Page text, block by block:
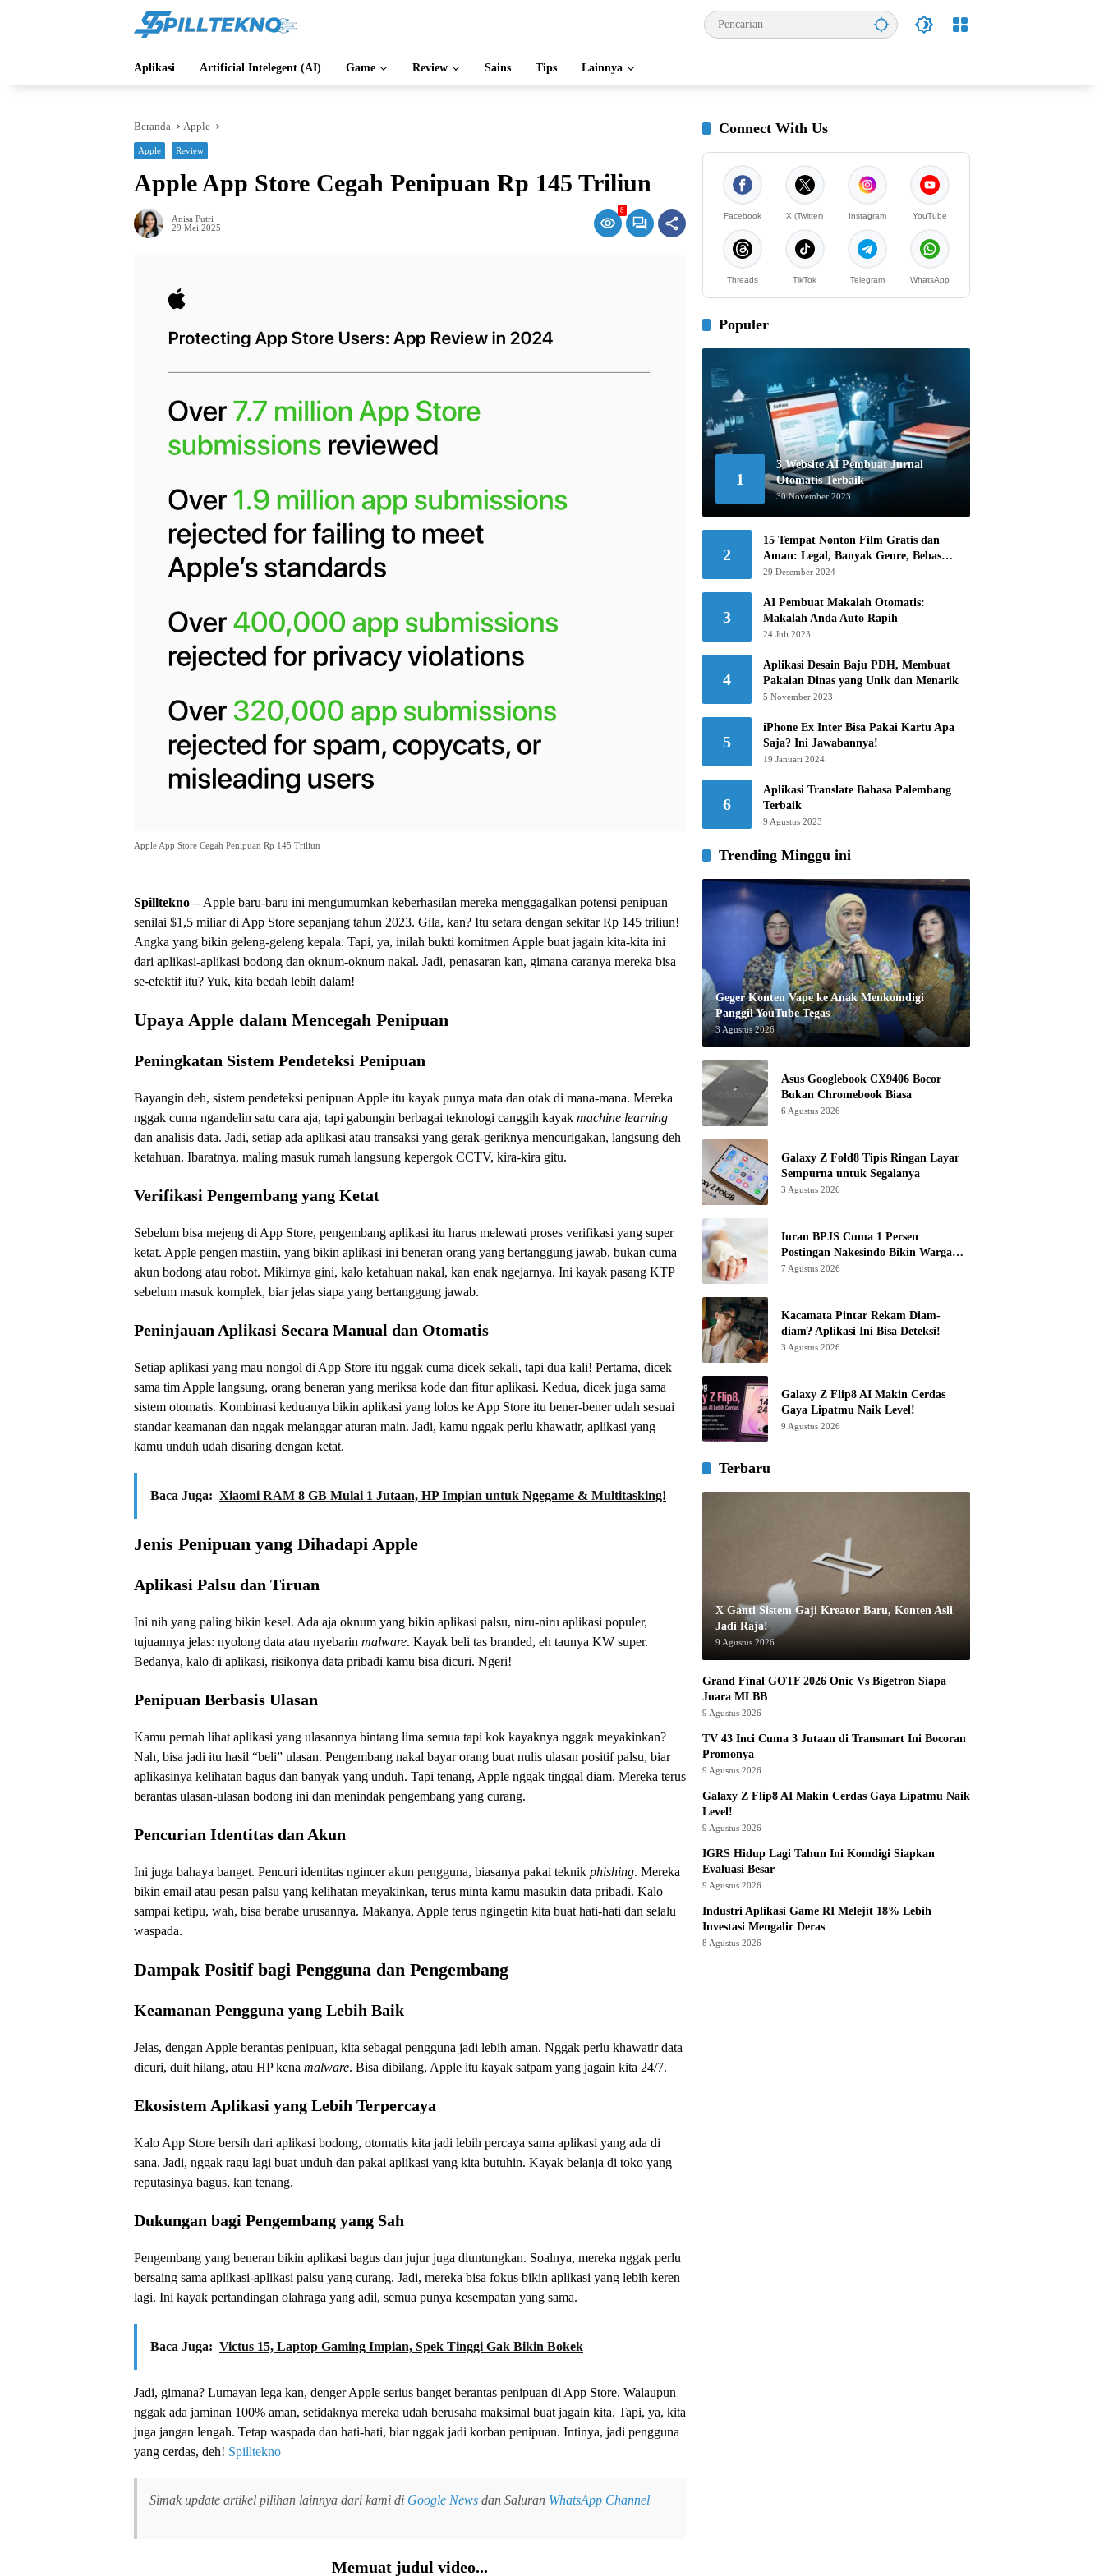
Aplikasi Artificial Intelegent (AI) Game Review Sains Tips Lainnya
Beranda Apple
Apple Review
Apple App Store Cegah Penipuan Rp 145 Triliun
Anisa Putri
29 Mei 2025
8
Apple App Store Cegah Penipuan Rp 145 Triliun
Spilltekno – Apple baru-baru ini mengumumkan keberhasilan mereka menggagalkan potensi penipuan
senilai $1,5 miliar di App Store sepanjang tahun 2023. Gila, kan? Itu setara dengan sekitar Rp 145 triliun!
Angka yang bikin geleng-geleng kepala. Tapi, ya, inilah bukti komitmen Apple buat jagain kita-kita ini
dari aplikasi-aplikasi bodong dan oknum-oknum nakal. Jadi, penasaran kan, gimana caranya mereka bisa
se-efektif itu? Yuk, kita bedah lebih dalam!
Upaya Apple dalam Mencegah Penipuan
Peningkatan Sistem Pendeteksi Penipuan
Bayangin deh, sistem pendeteksi penipuan Apple itu kayak punya mata dan otak di mana-mana. Mereka
nggak cuma ngandelin satu cara aja, tapi gabungin berbagai teknologi canggih kayak machine learning
dan analisis data. Jadi, setiap ada aplikasi atau transaksi yang gerak-geriknya mencurigakan, langsung deh
ketahuan. Ibaratnya, maling masuk rumah langsung kepergok CCTV, kira-kira gitu.
Verifikasi Pengembang yang Ketat
Sebelum bisa mejeng di App Store, pengembang aplikasi itu harus melewati proses verifikasi yang super
ketat. Apple pengen mastiin, yang bikin aplikasi ini beneran orang yang bertanggung jawab, bukan cuma
akun bodong atau robot. Mikirnya gini, kalo ketahuan nakal, kan enak ngejarnya. Ini kayak pasang KTP
sebelum masuk komplek, biar jelas siapa yang bertanggung jawab.
Peninjauan Aplikasi Secara Manual dan Otomatis
Setiap aplikasi yang mau nongol di App Store itu nggak cuma dicek sekali, tapi dua kali! Pertama, dicek
sama tim Apple langsung, orang beneran yang meriksa kode dan fitur aplikasi. Kedua, dicek juga sama
sistem otomatis. Kombinasi keduanya bikin aplikasi yang lolos ke App Store itu bener-bener udah sesuai
standar keamanan dan nggak melanggar aturan main. Jadi, kamu nggak perlu khawatir, aplikasi yang
kamu unduh udah disaring dengan ketat.
Baca Juga: Xiaomi RAM 8 GB Mulai 1 Jutaan, HP Impian untuk Ngegame & Multitasking!
Jenis Penipuan yang Dihadapi Apple
Aplikasi Palsu dan Tiruan
Ini nih yang paling bikin kesel. Ada aja oknum yang bikin aplikasi palsu, niru-niru aplikasi populer,
tujuannya jelas: nyolong data atau nyebarin malware. Kayak beli tas branded, eh taunya KW super.
Bedanya, kalo di aplikasi, risikonya data pribadi kamu bisa dicuri. Ngeri!
Penipuan Berbasis Ulasan
Kamu pernah lihat aplikasi yang ulasannya bintang lima semua tapi kok kayaknya nggak meyakinkan?
Nah, bisa jadi itu hasil “beli” ulasan. Pengembang nakal bayar orang buat nulis ulasan positif palsu, biar
aplikasinya kelihatan bagus dan banyak yang unduh. Tapi tenang, Apple nggak tinggal diam. Mereka terus
berantas ulasan-ulasan bodong ini dan menindak pengembang yang curang.
Pencurian Identitas dan Akun
Ini juga bahaya banget. Pencuri identitas ngincer akun pengguna, biasanya pakai teknik phishing. Mereka
bikin email atau pesan palsu yang kelihatan meyakinkan, terus minta kamu masukin data pribadi. Kalo
sampai ketipu, wah, bisa berabe urusannya. Makanya, Apple terus ngingetin kita buat hati-hati dan selalu
waspada.
Dampak Positif bagi Pengguna dan Pengembang
Keamanan Pengguna yang Lebih Baik
Jelas, dengan Apple berantas penipuan, kita sebagai pengguna jadi lebih aman. Nggak perlu khawatir data
dicuri, duit hilang, atau HP kena malware. Bisa dibilang, Apple itu kayak satpam yang jagain kita 24/7.
Ekosistem Aplikasi yang Lebih Terpercaya
Kalo App Store bersih dari aplikasi bodong, otomatis kita jadi lebih percaya sama aplikasi yang ada di
sana. Jadi, nggak ragu lagi buat unduh dan pakai aplikasi yang kita butuhin. Kayak belanja di toko yang
reputasinya bagus, kan tenang.
Dukungan bagi Pengembang yang Sah
Pengembang yang beneran bikin aplikasi bagus dan jujur juga diuntungkan. Soalnya, mereka nggak perlu
bersaing sama aplikasi-aplikasi palsu yang curang. Jadi, mereka bisa fokus bikin aplikasi yang lebih keren
lagi. Ini kayak pertandingan olahraga yang adil, semua punya kesempatan yang sama.
Baca Juga: Victus 15, Laptop Gaming Impian, Spek Tinggi Gak Bikin Bokek
Jadi, gimana? Lumayan lega kan, denger Apple serius banget berantas penipuan di App Store. Walaupun
nggak ada jaminan 100% aman, setidaknya mereka udah berusaha maksimal buat jagain kita. Tapi, ya, kita
juga jangan lengah. Tetap waspada dan hati-hati, biar nggak jadi korban penipuan. Intinya, jadi pengguna
yang cerdas, deh! Spilltekno
Simak update artikel pilihan lainnya dari kami di Google News dan Saluran WhatsApp Channel
Memuat judul video...
Connect With Us
Facebook X (Twitter) Instagram YouTube
Threads TikTok Telegram WhatsApp
Populer
1
3 Website AI Pembuat Jurnal
Otomatis Terbaik
30 November 2023
2
15 Tempat Nonton Film Gratis dan
Aman: Legal, Banyak Genre, Bebas
Khawatir!
29 Desember 2024
3
AI Pembuat Makalah Otomatis:
Makalah Anda Auto Rapih
24 Juli 2023
4
Aplikasi Desain Baju PDH, Membuat
Pakaian Dinas yang Unik dan Menarik
5 November 2023
5
iPhone Ex Inter Bisa Pakai Kartu Apa
Saja? Ini Jawabannya!
19 Januari 2024
6
Aplikasi Translate Bahasa Palembang
Terbaik
9 Agustus 2023
Trending Minggu ini
Geger Konten Vape ke Anak Menkomdigi
Panggil YouTube Tegas
3 Agustus 2026
Asus Googlebook CX9406 Bocor
Bukan Chromebook Biasa
6 Agustus 2026
Galaxy Z Fold8 Tipis Ringan Layar
Sempurna untuk Segalanya
3 Agustus 2026
Iuran BPJS Cuma 1 Persen
Postingan Nakesindo Bikin Warganet
Murka
7 Agustus 2026
Kacamata Pintar Rekam Diam-
diam? Aplikasi Ini Bisa Deteksi!
3 Agustus 2026
Galaxy Z Flip8 AI Makin Cerdas
Gaya Lipatmu Naik Level!
9 Agustus 2026
Terbaru
X Ganti Sistem Gaji Kreator Baru, Konten Asli
Jadi Raja!
9 Agustus 2026
Grand Final GOTF 2026 Onic Vs Bigetron Siapa
Juara MLBB
9 Agustus 2026
TV 43 Inci Cuma 3 Jutaan di Transmart Ini Bocoran
Promonya
9 Agustus 2026
Galaxy Z Flip8 AI Makin Cerdas Gaya Lipatmu Naik
Level!
9 Agustus 2026
IGRS Hidup Lagi Tahun Ini Komdigi Siapkan
Evaluasi Besar
9 Agustus 2026
Industri Aplikasi Game RI Melejit 18% Lebih
Investasi Mengalir Deras
8 Agustus 2026